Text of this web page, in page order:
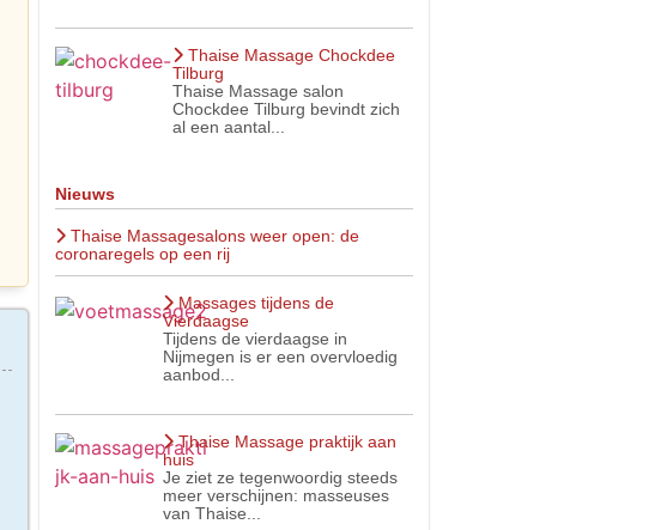
Thaise Massage Chockdee
Tilburg
Thaise Massage salon
Chockdee Tilburg bevindt zich
al een aantal...
Nieuws
Thaise Massagesalons weer open: de
coronaregels op een rij
Massages tijdens de
Vierdaagse
Tijdens de vierdaagse in
Nijmegen is er een overvloedig
aanbod...
Thaise Massage praktijk aan
huis
Je ziet ze tegenwoordig steeds
meer verschijnen: masseuses
van Thaise...